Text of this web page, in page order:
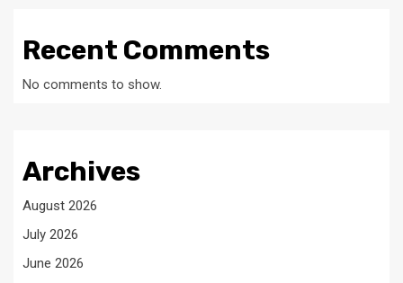
Recent Comments
No comments to show.
Archives
August 2026
July 2026
June 2026